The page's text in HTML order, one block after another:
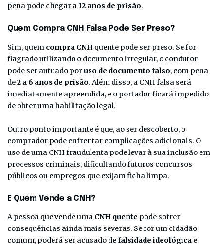
pena pode chegar a 12 anos de prisão.
Quem Compra CNH Falsa Pode Ser Preso?
Sim, quem compra CNH quente pode ser preso. Se for
flagrado utilizando o documento irregular, o condutor
pode ser autuado poruso de documento falso, com pena
de2 a 6 anos de prisão. Além disso, a CNH falsa será
imediatamente apreendida, e o portador ficará impedido
de obter uma habilitação legal.
Outro ponto importante é que, ao ser descoberto, o
comprador pode enfrentar complicações adicionais. O
uso de uma CNH fraudulenta pode levar à sua inclusão em
processos criminais, dificultando futuros concursos
públicos ou empregos que exijam ficha limpa.
E Quem Vende a CNH?
A pessoa que vende uma CNH quente pode sofrer
consequências ainda mais severas. Se for um cidadão
comum, poderá ser acusado defalsidade ideológica e